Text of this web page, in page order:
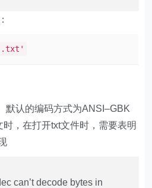
.txt'
默认的编码方式为ANSI–GBK
，在打开txt文件时，需要表明
can’t decode bytes in